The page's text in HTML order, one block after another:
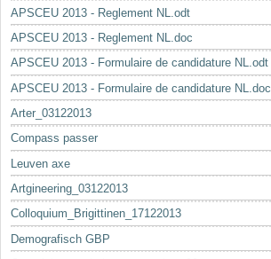
APSCEU 2013 - Reglement NL.odt
APSCEU 2013 - Reglement NL.doc
APSCEU 2013 - Formulaire de candidature NL.odt
APSCEU 2013 - Formulaire de candidature NL.doc
Arter_03122013
Compass passer
Leuven axe
Artgineering_03122013
Colloquium_Brigittinen_17122013
Demografisch GBP